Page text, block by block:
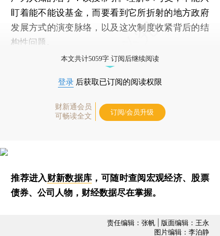
盯着能不能设基金，而要看到它所折射的地方政府
发展方式的演变脉络，以及这次制度收紧背后的结
构性问题。
本文共计5059字 订阅后继续阅读
登录 后获取已订阅的阅读权限
财新通会员
可畅读全文
订阅/会员升级
推荐进入财新数据库 ，可随时查阅宏观经济、股票
债券、公司人物，财经数据尽在掌握。
责任编辑：张帆 | 版面编辑：王永
图片编辑：李泊静